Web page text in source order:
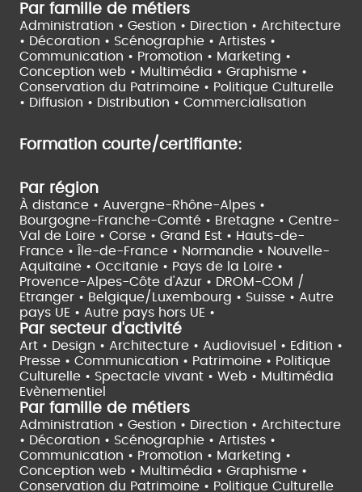
Par famille de métiers
Administration • Gestion • Direction • Architecture
• Décoration • Scénographie • Artistes •
Communication • Promotion • Marketing •
Conception web • Multimédia • Graphisme •
Conservation du Patrimoine • Politique Culturelle
• Diffusion • Distribution • Commercialisation
Formation courte/certifiante:
Par région
À distance • Auvergne-Rhône-Alpes •
Bourgogne-Franche-Comté • Bretagne • Centre-
Val de Loire • Corse • Grand Est • Hauts-de-
France •
Île-de-France • Normandie • Nouvelle-
Aquitaine • Occitanie • Pays de la Loire •
Provence-Alpes-Côte d'Azur • DROM-COM /
Etranger • Belgique/Luxembourg • Suisse • Autre
pays UE • Autre pays hors UE •
Par secteur d'activité
Art • Design • Architecture • Audiovisuel • Edition •
Presse • Communication • Patrimoine • Politique
Culturelle • Spectacle vivant • Web • Multimédia
Evènementiel
Par famille de métiers
Administration • Gestion • Direction • Architecture
• Décoration • Scénographie • Artistes •
Communication • Promotion • Marketing •
Conception web • Multimédia • Graphisme •
Conservation du Patrimoine • Politique Culturelle